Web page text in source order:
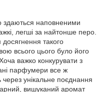
здаються наповненими
легші за найтонше перо.
такого
всього цього було його
важко конкурувати з
парфумери все ж
унікальне поєднання
вишуканий аромат